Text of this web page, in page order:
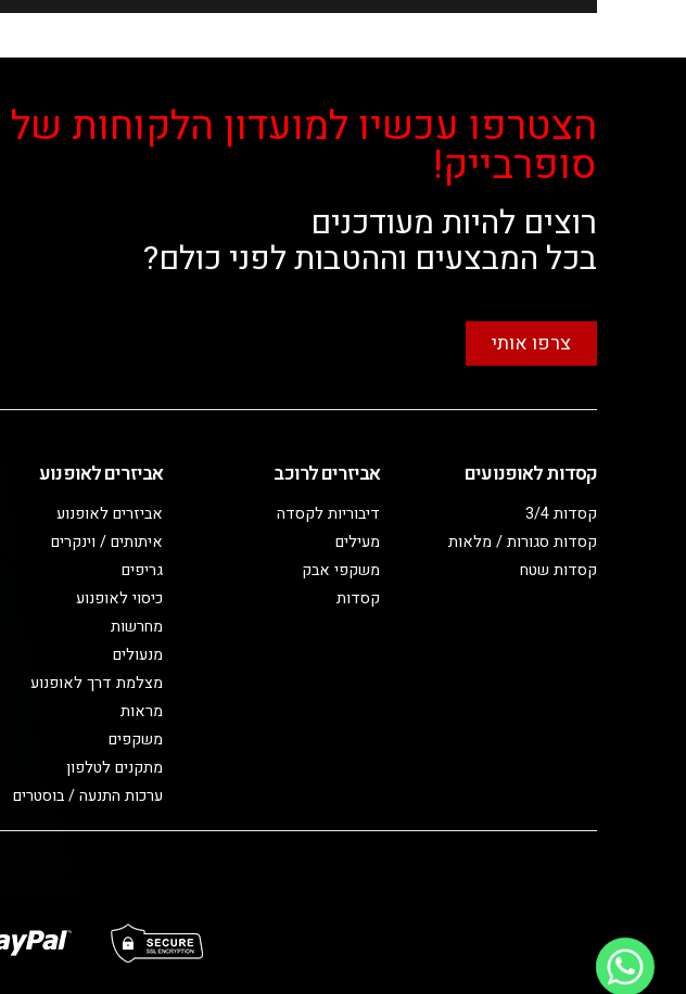
הצטרפו עכשיו למועדון הלקוחות של
סופרבייק!
רוצים להיות מעודכנים
בכל המבצעים וההטבות לפני כולם?
צרפו אותי
קסדות לאופנועים
קסדות 3/4
קסדות סגורות / מלאות
קסדות שטח
אביזרים לרוכב
דיבוריות לקסדה
מעילים
משקפי אבק
קסדות
אביזרים לאופנוע
אביזרים לאופנוע
איתותים / וינקרים
גריפים
כיסוי לאופנוע
מחרשות
מנעולים
מצלמת דרך לאופנוע
מראות
משקפים
מתקנים לטלפון
ערכות התנעה / בוסטרים